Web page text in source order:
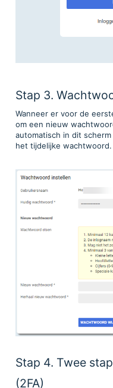
Stap 3.
Wanneer er voor de
om een nieuw
automatisch in dit
het tijdelijke wachtwoord.
Stap 4. Twee
(2FA)